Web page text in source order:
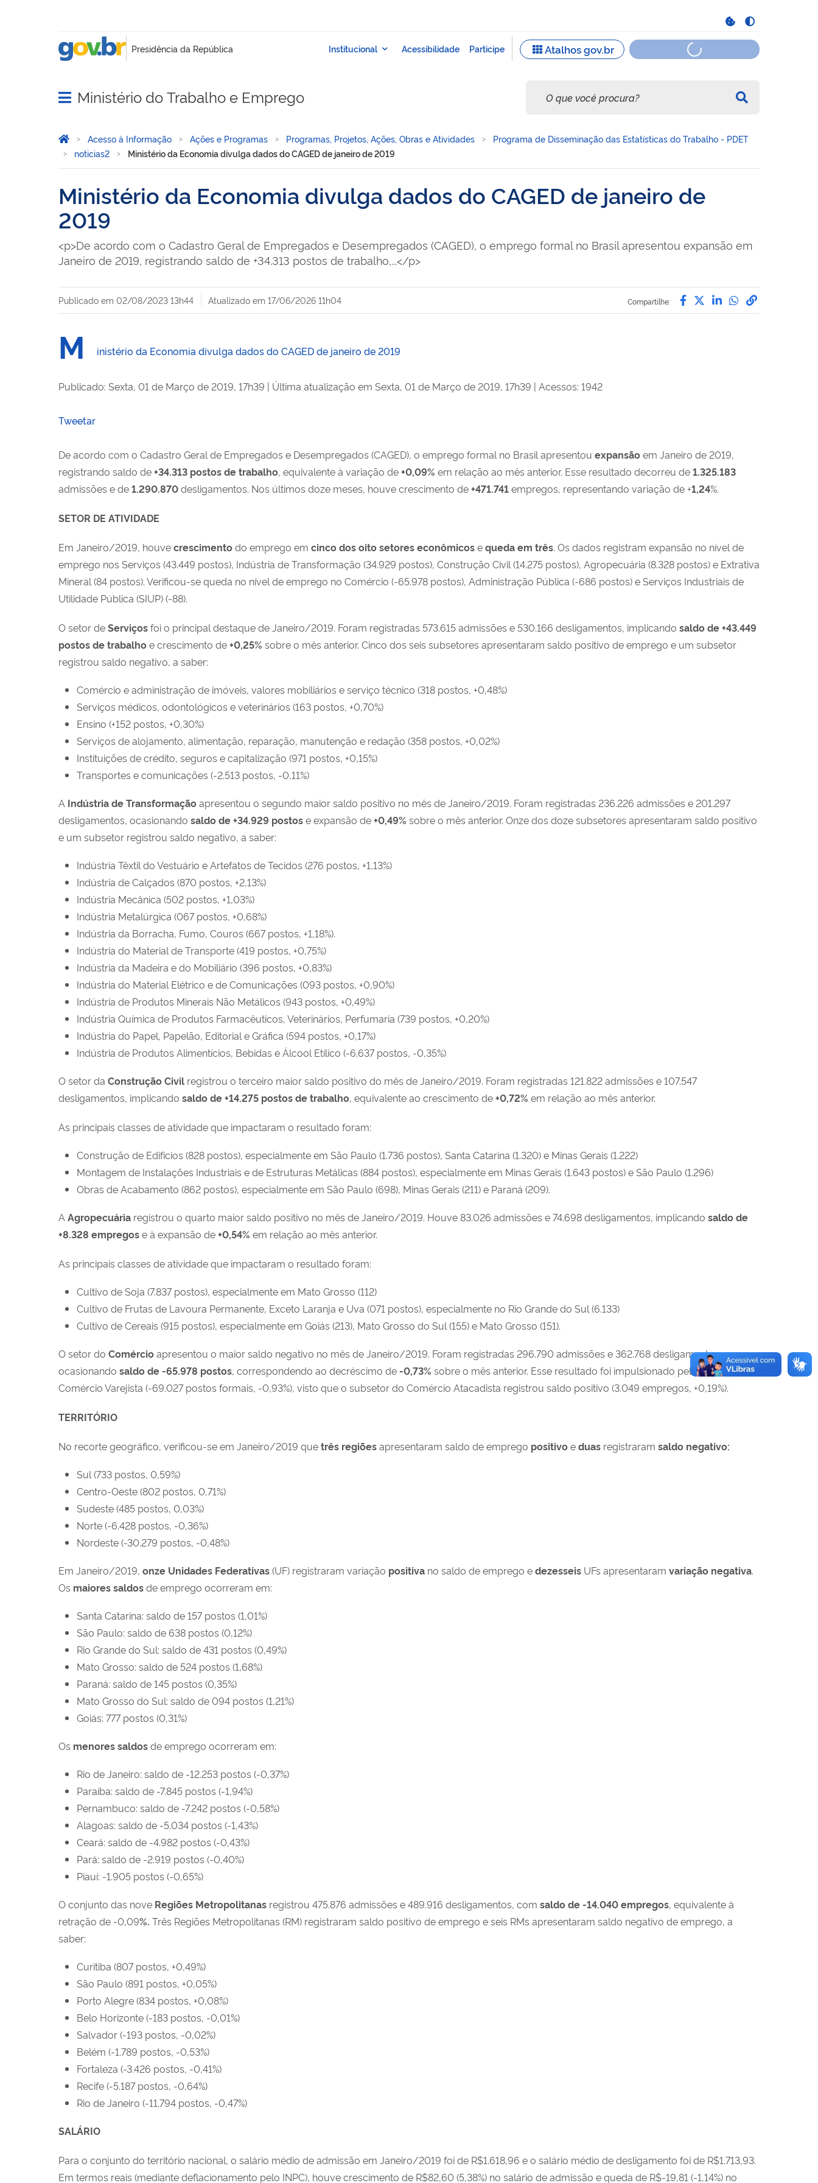
Abrir menu principal de navegação
Ministério do Trabalho e Emprego
Você está aqui:
Página Inicial
Acesso à Informação Ações e Programas Programas, Projetos, Ações, Obras e Atividades
Programa de Disseminação das Estatísticas do Trabalho - PDET
noticias2
Ministério da Economia divulga dados do CAGED de janeiro de 2019
Ministério da Economia divulga dados do CAGED de janeiro de
2019
<p>De acordo com o Cadastro Geral de Empregados e Desempregados (CAGED), o emprego formal no Brasil apresentou expansão em
Janeiro de 2019, registrando saldo de +34.313 postos de trabalho,...</p>
Compartilhe: Compartilhe por
Compartilhe por
Compartilhe por
Compartilhe
link para
Publicado em 02/08/2023 13h44 Atualizado em 17/06/2026 11h04
M inistério da Economia divulga dados do CAGED de janeiro de 2019
Publicado: Sexta, 01 de Março de 2019, 17h39 | Última atualização em Sexta, 01 de Março de 2019, 17h39 | Acessos: 1942
Tweetar
De acordo com o Cadastro Geral de Empregados e Desempregados (CAGED), o emprego formal no Brasil apresentou expansãoem Janeiro de 2019,
registrando saldo de+34.313 postos de trabalho, equivalente à variação de+0,09% em relação ao mês anterior. Esse resultado decorreu de1.325.183
admissões e de1.290.870desligamentos. Nos últimos doze meses, houve crescimento de+471.741empregos, representando variação de +1,24%.
SETOR DE ATIVIDADE
Em Janeiro/2019, houvecrescimentodo emprego em cinco dos oito setores econômicosequedaem três. Os dados registram expansão no nível de
emprego nos Serviços (43.449 postos), Indústria de Transformação (34.929 postos), Construção Civil (14.275 postos), Agropecuária (8.328 postos) e Extrativa
Mineral (84 postos). Verificou-se queda no nível de emprego no Comércio (-65.978 postos), Administração Pública (-686 postos) e Serviços Industriais de
Utilidade Pública (SIUP) (-88).
O setor deServiçosfoi o principal destaque de Janeiro/2019. Foram registradas 573.615 admissões e 530.166 desligamentos, implicando saldo de+43.449
postos de trabalhoe crescimento de+0,25% sobre o mês anterior. Cinco dos seis subsetores apresentaram saldo positivo de emprego e um subsetor
registrou saldo negativo, a saber:
Comércio e administração de imóveis, valores mobiliários e serviço técnico (318 postos, +0,48%)
Serviços médicos, odontológicos e veterinários (163 postos, +0,70%)
Ensino (+152 postos, +0,30%)
Serviços de alojamento, alimentação, reparação, manutenção e redação (358 postos, +0,02%)
Instituições de crédito, seguros e capitalização (971 postos, +0,15%)
Transportes e comunicações (-2.513 postos, -0,11%)
A Indústria de Transformaçãoapresentou o segundo maior saldo positivo no mês de Janeiro/2019. Foram registradas 236.226 admissões e 201.297
desligamentos, ocasionando saldo de+34.929 postose expansão de+0,49% sobre o mês anterior. Onze dos doze subsetores apresentaram saldo positivo
e um subsetor registrou saldo negativo, a saber:
Indústria Têxtil do Vestuário e Artefatos de Tecidos (276 postos, +1,13%)
Indústria de Calçados (870 postos, +2,13%)
Indústria Mecânica (502 postos, +1,03%)
Indústria Metalúrgica (067 postos, +0,68%)
Indústria da Borracha, Fumo, Couros (667 postos, +1,18%).
Indústria do Material de Transporte (419 postos, +0,75%)
Indústria da Madeira e do Mobiliário (396 postos, +0,83%)
Indústria do Material Elétrico e de Comunicações (093 postos, +0,90%)
Indústria de Produtos Minerais Não Metálicos (943 postos, +0,49%)
Indústria Química de Produtos Farmacêuticos, Veterinários, Perfumaria (739 postos, +0,20%)
Indústria do Papel, Papelão, Editorial e Gráfica (594 postos, +0,17%)
Indústria de Produtos Alimentícios, Bebidas e Álcool Etílico (-6.637 postos, -0,35%)
O setor da Construção Civil registrou o terceiro maior saldo positivo do mês de Janeiro/2019. Foram registradas 121.822 admissões e 107.547
desligamentos, implicando saldo de +14.275 postos de trabalho, equivalente ao crescimento de+0,72% em relação ao mês anterior.
As principais classes de atividade que impactaram o resultado foram:
Construção de Edifícios (828 postos), especialmente em São Paulo (1.736 postos), Santa Catarina (1.320) e Minas Gerais (1.222)
Montagem de Instalações Industriais e de Estruturas Metálicas (884 postos), especialmente em Minas Gerais (1.643 postos) e São Paulo (1.296)
Obras de Acabamento (862 postos), especialmente em São Paulo (698), Minas Gerais (211) e Paraná (209).
A Agropecuária registrou o quarto maior saldo positivo no mês de Janeiro/2019. Houve 83.026 admissões e 74.698 desligamentos, implicando saldo de
+8.328 empregose à expansão de+0,54% em relação ao mês anterior.
As principais classes de atividade que impactaram o resultado foram:
Cultivo de Soja (7.837 postos), especialmente em Mato Grosso (112)
Cultivo de Frutas de Lavoura Permanente, Exceto Laranja e Uva (071 postos), especialmente no Rio Grande do Sul (6.133)
Cultivo de Cereais (915 postos), especialmente em Goiás (213), Mato Grosso do Sul (155) e Mato Grosso (151).
O setor do Comércioapresentou o maior saldo negativo no mês de Janeiro/2019. Foram registradas 296.790 admissões e 362.768 desligamentos,
ocasionando saldo de -65.978 postos, correspondendo ao decréscimo de -0,73% sobre o mês anterior. Esse resultado foi impulsionado pelo subsetor do
Comércio Varejista (-69.027 postos formais, -0,93%), visto que o subsetor do Comércio Atacadista registrou saldo positivo (3.049 empregos, +0,19%).
TERRITÓRIO
No recorte geográfico, verificou-se em Janeiro/2019 quetrês regiõesapresentaram saldo de emprego positivoeduas registraram saldo negativo:
Sul (733 postos, 0,59%)
Centro-Oeste (802 postos, 0,71%)
Sudeste (485 postos, 0,03%)
Norte (-6.428 postos, -0,36%)
Nordeste (-30.279 postos, -0,48%)
Em Janeiro/2019, onze Unidades Federativas(UF) registraram variação positiva no saldo de emprego edezesseis UFs apresentaram variação negativa.
Os maiores saldosde emprego ocorreram em:
Santa Catarina: saldo de 157 postos (1,01%)
São Paulo: saldo de 638 postos (0,12%)
Rio Grande do Sul: saldo de 431 postos (0,49%)
Mato Grosso: saldo de 524 postos (1,68%)
Paraná: saldo de 145 postos (0,35%)
Mato Grosso do Sul: saldo de 094 postos (1,21%)
Goiás: 777 postos (0,31%)
Os menores saldosde emprego ocorreram em:
Rio de Janeiro: saldo de -12.253 postos (-0,37%)
Paraíba: saldo de -7.845 postos (-1,94%)
Pernambuco: saldo de -7.242 postos (-0,58%)
Alagoas: saldo de -5.034 postos (-1,43%)
Ceará: saldo de -4.982 postos (-0,43%)
Pará: saldo de -2.919 postos (-0,40%)
Piauí: -1.905 postos (-0,65%)
O conjunto das nove Regiões Metropolitanas registrou 475.876 admissões e 489.916 desligamentos, com saldo de -14.040empregos, equivalente à
retração de -0,09%. Três Regiões Metropolitanas (RM) registraram saldo positivo de emprego e seis RMs apresentaram saldo negativo de emprego, a
saber:
Curitiba (807 postos, +0,49%)
São Paulo (891 postos, +0,05%)
Porto Alegre (834 postos, +0,08%)
Belo Horizonte (-183 postos, -0,01%)
Salvador (-193 postos, -0,02%)
Belém (-1.789 postos, -0,53%)
Fortaleza (-3.426 postos, -0,41%)
Recife (-5.187 postos, -0,64%)
Rio de Janeiro (-11.794 postos, -0,47%)
SALÁRIO
Para o conjunto do território nacional, o salário médio de admissão em Janeiro/2019 foi de R$1.618,96 e o salário médio de desligamento foi de R$1.713,93.
Em termos reais (mediante deflacionamento pelo INPC), houve crescimento de R$82,60 (5,38%) no salário de admissão e queda de R$-19,81 (-1,14%) no